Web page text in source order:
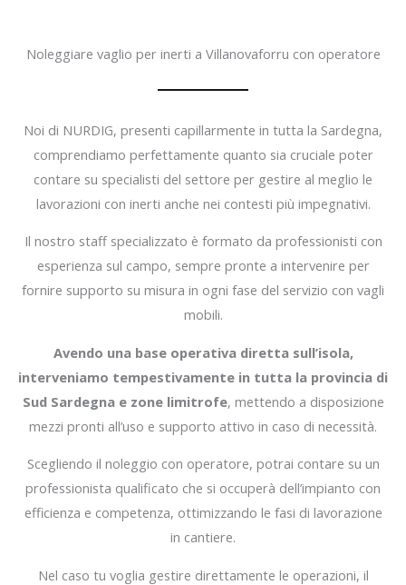
Noleggiare vaglio per inerti a Villanovaforru con operatore
Noi di NURDIG, presenti capillarmente in tutta la Sardegna,
comprendiamo perfettamente quanto sia cruciale poter
contare su specialisti del settore per gestire al meglio le
lavorazioni con inerti anche nei contesti più impegnativi.
Il nostro staff specializzato è formato da professionisti con
esperienza sul campo, sempre pronte a intervenire per
fornire supporto su misura in ogni fase del servizio con vagli
mobili.
Avendo una base operativa diretta sull’isola,
interveniamo tempestivamente in tutta la provincia di
Sud Sardegna e zone limitrofe, mettendo a disposizione
mezzi pronti all’uso e supporto attivo in caso di necessità.
Scegliendo il noleggio con operatore, potrai contare su un
professionista qualificato che si occuperà dell’impianto con
efficienza e competenza, ottimizzando le fasi di lavorazione
in cantiere.
Nel caso tu voglia gestire direttamente le operazioni, il